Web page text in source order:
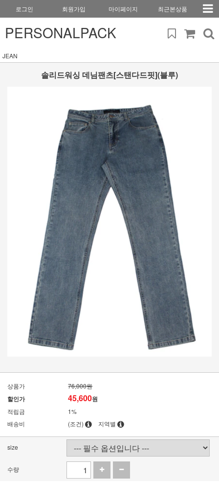
로그인 회원가입 마이페이지 최근본상품
PERSONALPACK
JEAN
솔리드워싱 데님팬츠[스탠다드핏](블루)
상품가 76,000원
할인가 45,600원
적립금
1%
배송비
(조건) 지역별
size
수량